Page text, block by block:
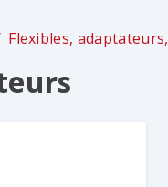
Flexibles,